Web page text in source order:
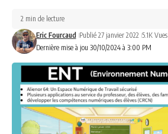
Dernière mise à jou 30/10/2024 à 3:00 PM
Eric Fourcaud Publié 27 janvier 2022 5.1K Vues
2 min de lecture